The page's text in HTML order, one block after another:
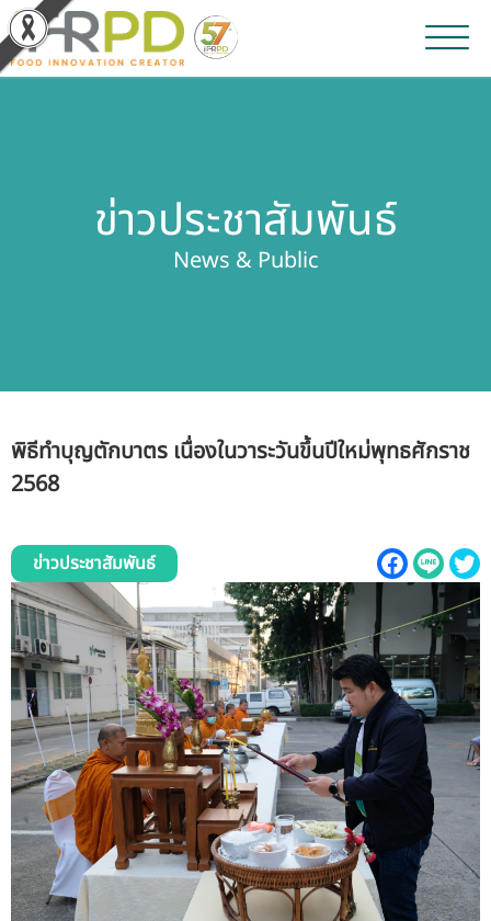
ผลิตภัณฑ์และจำหน่าย
เกี่ยวกับสถาบัน
บุคลากรสถาบัน
ระบบสารสนเทศ (ใน)
ติดต่อเรา
สายตรงผู้บริหาร
ข่าวประชาสัมพันธ์
News & Public
พิธีทำบุญตักบาตร เนื่องในวาระวันขึ้นปีใหม่พุทธศักราช
2568
ข่าวประชาสัมพันธ์